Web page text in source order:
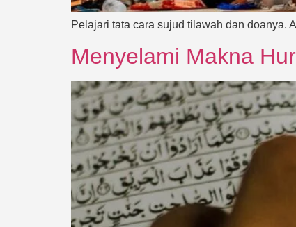
Pelajari tata cara sujud tilawah dan doanya.
Menyelami Makna